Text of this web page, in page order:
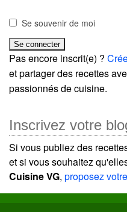
Se souvenir de moi
Pas encore inscrit(e) ?
et partager des recettes
passionnés de cuisine.
Inscrivez votre
Si vous publiez des
et si vous souhaitez
Cuisine VG, proposez